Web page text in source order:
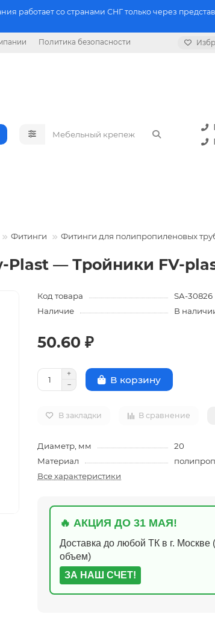
работает со странами СНГ только через
Политика безопасности
Фитинги Фитинги для полипропиленовых
Plast — Тройники FV-
Код товара
SA-30826
Наличие
В
50.60 ₽
В корзину
В закладки В сравнение
Диаметр, мм
20
Материал
Все характеристики
🔥 АКЦИЯ ДО 31 МАЯ!
Доставка до любой ТК в г. Москве
объем)
ЗА НАШ СЧЕТ!